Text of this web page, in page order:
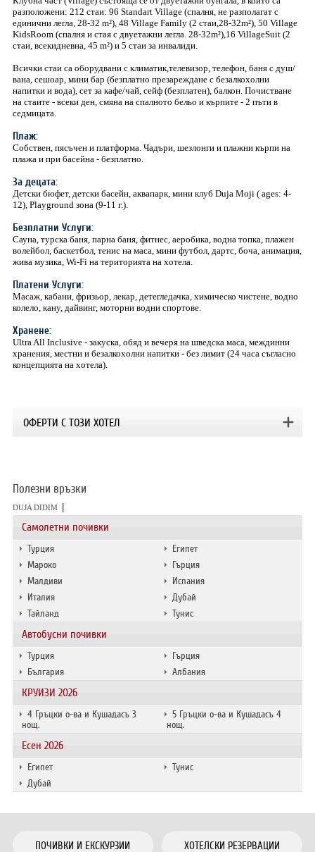
Самолетни почивки
Турция
Египет
Мароко
Гърция
Малдиви
Испания
Италия
Дубай
Тайланд
Тунис
Автобусни почивки
Турция
Гърция
България
Албания
КРУИЗИ 2026
4 Гръцки о-ва и Кушадасъ 3
нощ.
5 Гръцки о-ва и Кушадасъ 4
нощ.
Есен 2026
Египет
Тунис
Дубай
разположени: 212 стаи: 96 Standart Village (спалня, не разполагат с
единични легла, 28-32 m²), 48 Village Family (2 стаи,28-32m²), 50 Village
KidsRoom (спалня и стая с двуетажни легла. 28-32m²),16 VillageSuit (2
стаи, всекидневна, 45 m²) и 5 стаи за инвалиди.
Всички стаи са оборудвани с климатик,телевизор, телефон, баня с душ/
вана, сешоар, мини бар (безплатно презареждане с безалкохолни
напитки и вода), сет за кафе/чай, сейф (безплатен), балкон. Почистване
на стаите - всеки ден, смяна на спалното бельо и кърпите - 2 пъти в
седмицата.
Плаж:
Собствен, пясъчен и платформа. Чадъри, шезлонги и плажни кърпи на
плажа и при басейна - безплатно.
За децата:
Детски бюфет, детски басейн, аквапарк, мини клуб Duja Moji ( ages: 4-
12), Playground зона (9-11 г.).
Безплатни Услуги:
Сауна, турска баня, парна баня, фитнес, аеробика, водна топка, плажен
волейбол, баскетбол, тенис на маса, мини футбол, дартс, боча, анимация,
жива музика, Wi-Fi на територията на хотела.
Платени Услуги:
Масаж, кабани, фризьор, лекар, детегледачка, химическо чистене, водно
колело, кану, дайвинг, моторни водни спортове.
Хранене:
Ultra All Inclusive - закуска, обяд и вечеря на шведска маса, междинни
хранения, местни и безалкохолни напитки - без лимит (24 часа съгласно
концепцията на хотела).
OФЕРТИ С ТОЗИ ХОТЕЛ
Полезни връзки
DUJA DIDIM |
ПОЧИВКИ И ЕКСКУРЗИИ ХОТЕЛСКИ РЕЗЕРВАЦИИ